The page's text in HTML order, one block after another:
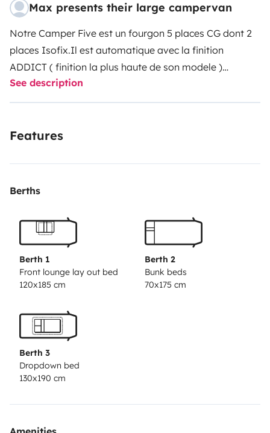
Max presents their large campervan
Notre Camper Five est un fourgon 5 places CG dont 2
places Isofix.Il est automatique avec la finition
ADDICT ( finition la plus haute de son modele )
Caméra de recul ,APPLE CAR PLAY,...
Avril 2025 )Il dispose d'un lit pavillon assisté par vérins
lits superposés arrière, transformation lit dinette
la nuit. Le + du lit pavillon comparé à un toit relevable
pluie et vent )Salon enfants arrière ( tres appréciable
lors de mauvais temps )
stationnaire ( cela utilise le diesel du fourgon )
et douche DUO'SPACE avec paroi pivotante ( chauffe-
eau au GAZ )
Réfrigérateur de 149 L ( tres grand pour
ces équipements le fourgon est autonome
enfants nous disposons de barrières afin de les
sécurisés
ainsi que de batteries, cela permet d'être autonome (
prise secteur )Il s'agit de notre fourgon familial avec
See description
Features
Berths
Berth 1
Front lounge lay out bed
120x185 cm
Berth 2
Bunk beds
70x175 cm
Berth 3
Dropdown bed
130x190 cm